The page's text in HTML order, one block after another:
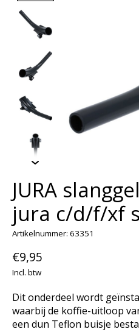
JURA
jura c/d/f/xf
Artikelnummer: 63351
€9,95
Incl. btw
Dit onderdeel wordt
waarbij de koffie-uitloop
een dun Teflon buisje